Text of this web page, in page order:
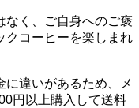
く、
ご自身へのご褒
クコーヒーを楽しまれ
に違いがあるため、メ
円以上購入して送料